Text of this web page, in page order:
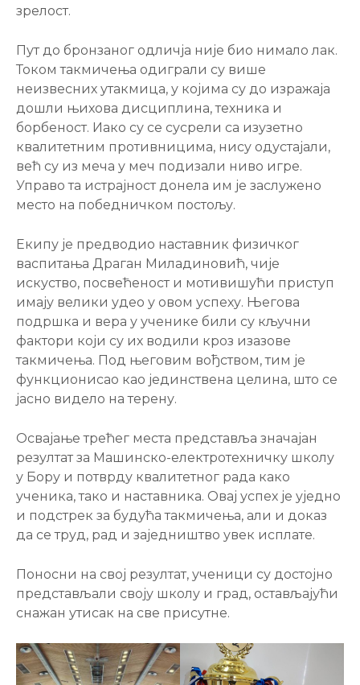
зрелост.
Пут до бронзаног одличја није био нимало лак.
Током такмичења одиграли су више
неизвесних утакмица, у којима су до изражаја
дошли њихова дисциплина, техника и
борбеност. Иако су се сусрели са изузетно
квалитетним противницима, нису одустајали,
већ су из меча у меч подизали ниво игре.
Управо та истрајност донела им је заслужено
место на победничком постољу.
Екипу је предводио наставник физичког
васпитања Драган Миладиновић, чије
искуство, посвећеност и мотивишући приступ
имају велики удео у овом успеху. Његова
подршка и вера у ученике били су кључни
фактори који су их водили кроз изазове
такмичења. Под његовим вођством, тим је
функционисао као јединствена целина, што се
јасно видело на терену.
Освајање трећег места представља значајан
резултат за Машинско-електротехничку школу
у Бору и потврду квалитетног рада како
ученика, тако и наставника. Овај успех је уједно
и подстрек за будућа такмичења, али и доказ
да се труд, рад и заједништво увек исплате.
Поносни на свој резултат, ученици су достојно
представљали своју школу и град, остављајући
снажан утисак на све присутне.